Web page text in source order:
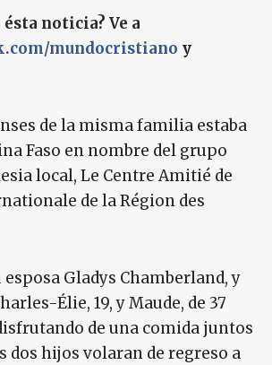
ésta noticia? Ve a
mundocristiano y
de la misma familia estaba
Faso en nombre del grupo
local, Le Centre Amitié de
de la Région des
esposa Gladys Chamberland, y
Élie, 19, y Maude, de 37
de una comida juntos
dos hijos volaran de regreso a